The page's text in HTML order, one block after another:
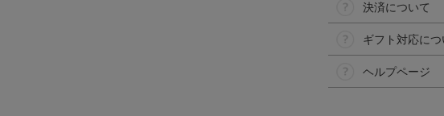
決済について
ギフト対応に
ヘルプページ